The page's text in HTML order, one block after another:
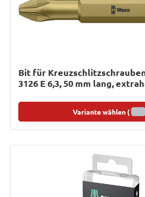
Bit für
3126 E 6,3, 50 mm lang,
Variante wählen (